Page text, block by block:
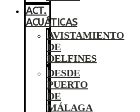
ACT.
ACUÁTICAS
AVISTAMIENTO
DE
DELFINES
DESDE
PUERTO
DE
MÁLAGA